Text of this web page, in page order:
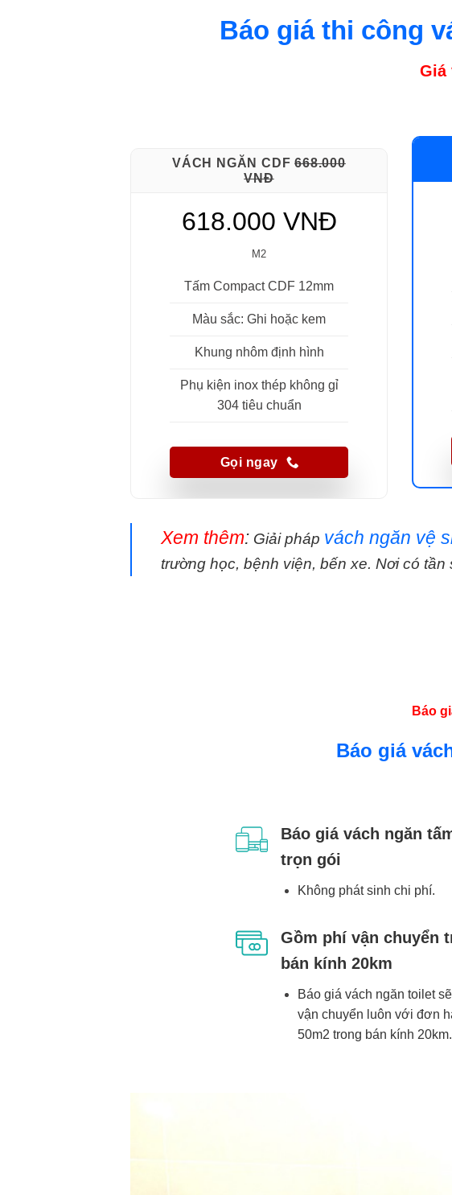
Báo giá thi công
Giá
VÁCH NGĂN CDF668.000
VNĐ
618.000 VNĐ
M2
Tấm Compact CDF 12mm
Màu sắc: Ghi hoặc kem
Khung nhôm định hình
Phụ kiện inox thép không gỉ
304 tiêu chuẩn
Gọi ngay
Xem thêm: Giải pháp vách ngăn vệ
trường học, bệnh viện, bến xe. Nơi có
Báo
Báo giá
Báo giá vách ngăn
trọn gói
Không phát sinh chi phí.
Gồm phí vận chuyển
bán kính 20km
Báo giá vách ngăn toilet
vận chuyển luôn với đơn
50m2 trong bán kính 20km.